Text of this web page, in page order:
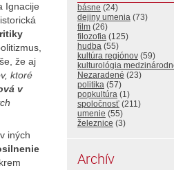
Ignacije
že aj
ktoré
v
iných
básne (24)
dejiny umenia (73)
film (26)
filozofia (125)
hudba (55)
kultúra regiónov (59)
kulturológia
Nezaradené (23)
politika (57)
popkultúra (1)
spoločnosť (211)
umenie (55)
železnice (3)
Archív